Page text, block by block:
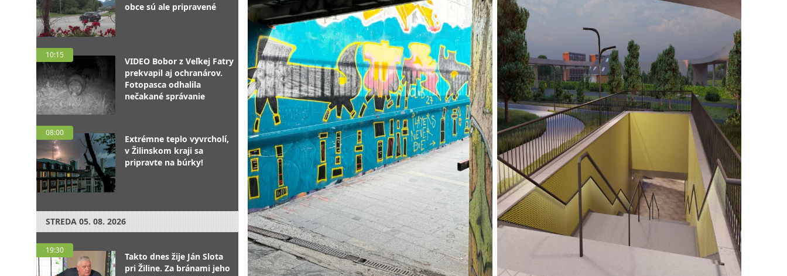
obce sú ale pripravené
10:15
VIDEO Bobor z Veľkej Fatry
prekvapil aj ochranárov.
Fotopasca odhalila
nečakané správanie
08:00
Extrémne teplo vyvrcholí,
v Žilinskom kraji sa
pripravte na búrky!
STREDA 05. 08. 2026
19:30
Takto dnes žije Ján Slota
pri Žiline. Za bránami jeho